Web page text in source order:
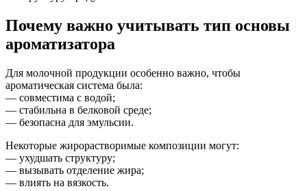
Почему важно учитывать тип основы
ароматизатора
Для молочной продукции особенно важно, чтобы
ароматическая система была:
— совместима с водой;
— стабильна в белковой среде;
— безопасна для эмульсии.
Некоторые жирорастворимые композиции могут:
— ухудшать структуру;
— вызывать отделение жира;
— влиять на вязкость.